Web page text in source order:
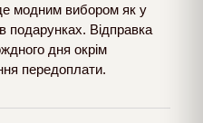
модним вибором як у
подарунках. Відправка
дня окрім
передоплати.